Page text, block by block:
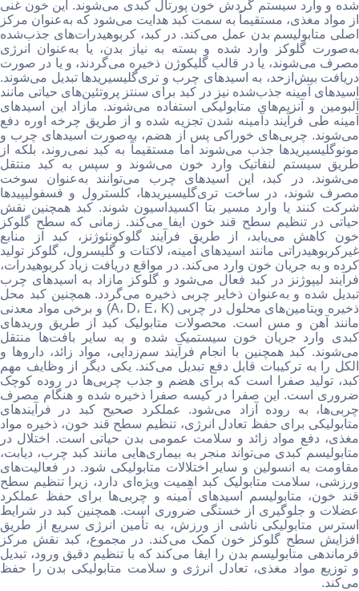
شده و وارد سیستم گردش خون پورتال کبدی می‌شوند. این خون غنی
از مواد مغذی، مستقیماً به سمت کبد هدایت می‌شود که به‌عنوان مرکز
اصلی متابولیسم بدن عمل می‌کند. در کبد، کربوهیدرات‌های جذب‌شده
به‌صورت گلوکز وارد شده و بسته به نیاز بدن، یا به‌عنوان انرژی
مصرف می‌شوند، یا در قالب گلیکوژن ذخیره می‌گردند، و یا در صورت
دریافت بیش‌ازحد، به اسیدهای چرب و تری‌گلیسیریدها تبدیل می‌شوند.
اسیدهای آمینه جذب‌شده نیز در کبد برای سنتز پروتئین‌های حیاتی مانند
آلبومین و آنزیم‌های متابولیکی استفاده می‌شوند. مازاد این اسیدهای
آمینه طی فرآیند دآمینه شدن تجزیه شده و از طریق چرخه اوره دفع
می‌شوند. چربی‌های خوراکی پس از هضم، به‌صورت اسیدهای چرب و
مونوگلیسیریدها جذب می‌شوند اما مستقیماً به کبد نمی‌روند، بلکه از
طریق سیستم لنفاتیک وارد خون می‌شوند و سپس به کبد منتقل
می‌شوند. در کبد، این اسیدهای چرب می‌توانند به‌عنوان سوخت
مصرف شوند، در ساخت تری‌گلیسیریدها، کلسترول و فسفولیپیدها
شرکت کنند یا وارد مسیر بتا اکسیداسیون شوند. کبد همچنین نقش
حیاتی در تنظیم سطح قند خون ایفا می‌کند. زمانی که سطح گلوکز
خون کاهش می‌یابد، از طریق فرآیند گلوکونئوژنز، کبد از منابع
غیرکربوهیدراتی مانند اسیدهای آمینه، لاکتات و گلیسرول، گلوکز تولید
کرده و به جریان خون وارد می‌کند. در مواقع دریافت زیاد کربوهیدرات،
فرآیند لیپوژنز در کبد فعال می‌شود و گلوکز مازاد به اسیدهای چرب
تبدیل شده و به‌عنوان ذخایر چربی ذخیره می‌گردد. همچنین کبد محل
ذخیره ویتامین‌های محلول در چربی (A، D، E، K) و برخی مواد معدنی
مانند آهن و مس است. محصولات متابولیک کبد از طریق وریدهای
کبدی وارد جریان خون سیستمیک شده و به سایر بافت‌ها منتقل
می‌شوند. کبد همچنین با انجام فرآیند سم‌زدایی، مواد زائد، داروها و
الکل را به ترکیبات قابل دفع تبدیل می‌کند. یکی دیگر از وظایف مهم
کبد، تولید صفرا است که برای هضم و جذب چربی‌ها در روده کوچک
ضروری است. این صفرا در کیسه صفرا ذخیره شده و هنگام مصرف
چربی‌ها، به روده آزاد می‌شود. عملکرد صحیح کبد در فرآیندهای
متابولیکی برای حفظ تعادل انرژی، تنظیم سطح قند خون، ذخیره مواد
مغذی، دفع مواد زائد و سلامت عمومی بدن حیاتی است. اختلال در
متابولیسم کبدی می‌تواند منجر به بیماری‌هایی مانند کبد چرب، دیابت،
مقاومت به انسولین و سایر اختلالات متابولیکی شود. در فعالیت‌های
ورزشی، سلامت متابولیک کبد اهمیت ویژه‌ای دارد، زیرا تنظیم سطح
قند خون، متابولیسم اسیدهای آمینه و چربی‌ها برای حفظ عملکرد
عضلات و جلوگیری از خستگی ضروری است. همچنین کبد در شرایط
استرس متابولیکی ناشی از ورزش، به تأمین انرژی سریع از طریق
افزایش سطح گلوکز خون کمک می‌کند. در مجموع، کبد نقش مرکز
فرماندهی متابولیسم بدن را ایفا می‌کند که با تنظیم دقیق ورود، تبدیل
و توزیع مواد مغذی، تعادل انرژی و سلامت متابولیکی بدن را حفظ
می‌کند.